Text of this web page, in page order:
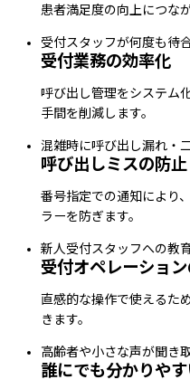
患者満足度の向上につな
受付スタッフが何度も待
受付業務の効率化
呼び出し管理をシステム
手間を削減します。
混雑時に呼び出し漏れ・
呼び出しミスの防止
番号指定での通知により
ラーを防ぎます。
新人受付スタッフへの教
受付オペレーショ
直感的な操作で使えるた
きます。
高齢者や小さな声が聞き
誰にでも分かりや